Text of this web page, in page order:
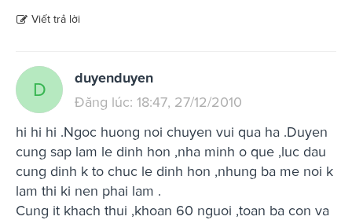
Viết trả lời
D
duyenduyen
Đăng lúc: 18:47, 27/12/2010
hi hi hi .Ngoc huong noi chuyen vui qua ha .Duyen
cung sap lam le dinh hon ,nha minh o que ,luc dau
cung dinh k to chuc le dinh hon ,nhung ba me noi k
lam thi ki nen phai lam .
Cung it khach thui ,khoan 60 nguoi ,toan ba con va